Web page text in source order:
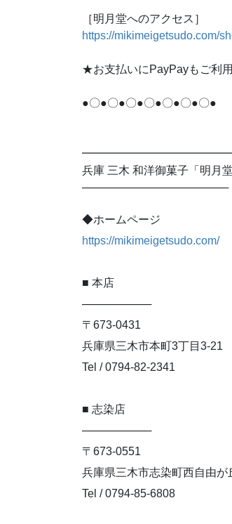
［明月堂へのアクセス］
https://mikimeigetsudo.com/
★お支払いにPayPayもご利用
●〇●〇●〇●〇●〇●〇●〇●
兵庫 三木 和洋御菓子「明月堂
───────────────────
◆ホームページ
https://mikimeigetsudo.com/
■ 本店
─────────
〒673-0431
兵庫県三木市本町3丁目3-21
Tel / 0794-82-2341
■ 志染店
─────────
〒673-0551
兵庫県三木市志染町西自由が
Tel / 0794-85-6808